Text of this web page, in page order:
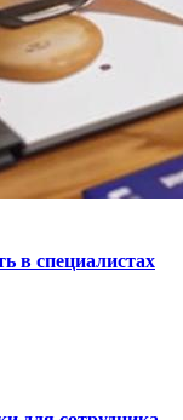
в специалистах